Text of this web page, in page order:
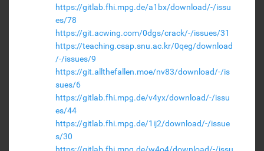
https://gitlab.fhi.mpg.de/a1bx/download/-/issu
es/78
https://git.acwing.com/0dgs/crack/-/issues/31
https://teaching.csap.snu.ac.kr/0qeg/download
/-/issues/9
https://git.allthefallen.moe/nv83/download/-/is
sues/6
https://gitlab.fhi.mpg.de/v4yx/download/-/issu
es/44
https://gitlab.fhi.mpg.de/1ij2/download/-/issue
s/30